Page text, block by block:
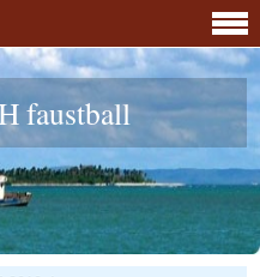
faustball